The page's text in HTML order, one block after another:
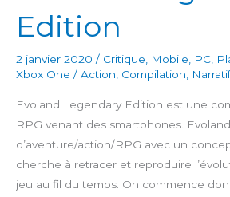
Edition
2 janvier 2020 / Critique Mobile PC
Xbox One / Action Compilation Narratif
Evoland Legendary Edition est une
RPG venant des smartphones.
d’aventure/action/RPG avec un
cherche à retracer et reproduire
jeu au fil du temps. On commence